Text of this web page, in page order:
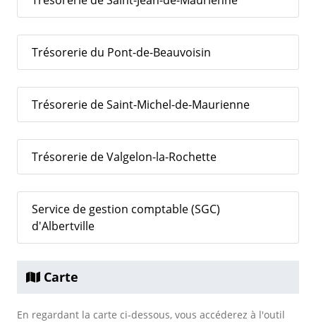
Trésorerie du Pont-de-Beauvoisin
Trésorerie de Saint-Michel-de-Maurienne
Trésorerie de Valgelon-la-Rochette
Service de gestion comptable (SGC)
d'Albertville
Carte
En regardant la carte ci-dessous, vous accéderez à l'outil